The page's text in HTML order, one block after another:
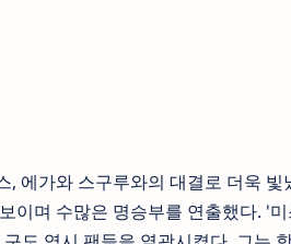
에가와 스구루와의 대결로 더욱 빛
이며 수많은 명승부를 연출했다. '